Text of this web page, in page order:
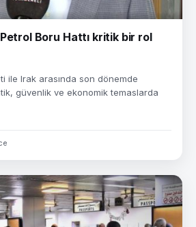
Boru Hattı kritik bir rol
ile Irak arasında son dönemde
güvenlik ve ekonomik temaslarda